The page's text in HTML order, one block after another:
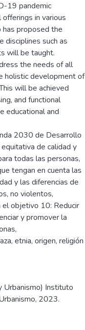
19 pandemic
in various
has proposed the
such as
will be taught.
the needs of all
holistic development of
will be achieved
and functional
educational and
2030 de Desarrollo
de calidad y
todas las personas,
tengan en cuenta las
y las diferencias de
no violentos,
el objetivo 10: Reducir
y promover la
etnia, origen, religión
Urbanismo) Instituto
2023.